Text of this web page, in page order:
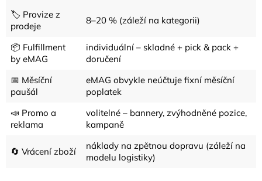
🏷️ Provize z
prodeje
8–20 % (záleží na kategorii)
📦 Fulfillment
by eMAG
individuální – skladné + pick & pack +
doručení
📅 Měsíční
paušál
eMAG obvykle neúčtuje fixní měsíční
poplatek
📣 Promo a
reklama
volitelné – bannery, zvýhodněné pozice,
kampaně
🔄 Vrácení zboží
náklady na zpětnou dopravu (záleží na
modelu logistiky)